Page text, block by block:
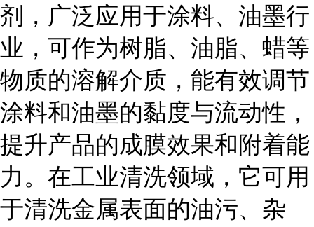
剂，广泛应用于涂料、油墨行
业，可作为树脂、油脂、蜡等
物质的溶解介质，能有效调节
涂料和油墨的黏度与流动性，
提升产品的成膜效果和附着能
力。在工业清洗领域，它可用
于清洗金属表面的油污、杂